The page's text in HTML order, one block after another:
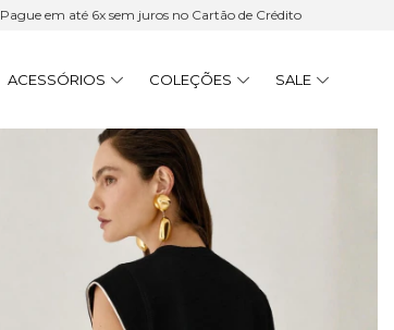
Pague em até 6x sem juros no Cartão de Crédito
ACESSÓRIOS COLEÇÕES SALE